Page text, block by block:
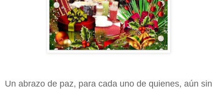
Un abrazo de paz, para cada uno de quienes, aún sin